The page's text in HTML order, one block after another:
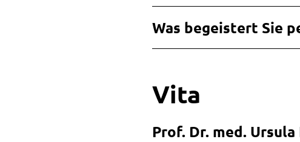
Was begeistert Sie
Vita
Prof. Dr. med.